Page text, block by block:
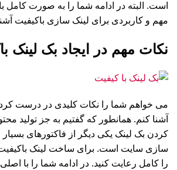
است. البته در ادامه شما را به صورت کامل
مهم و کاربردی برای لینک سازی باکیفیت
نکات مهم در ایجاد بک لینک
می خواهم شما را نکات کلیدی در درست
آشنا کنم. همانطور که گفتیم به جز تولید
کردن بک لینک یکی دیگر از فاکتورهای بسیار
سازی سایت است. برای ساخت لینک
را کامل رعایت کنید. در ادامه شما را با